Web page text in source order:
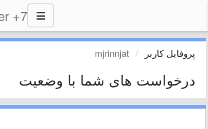
7+ Taskbar Tweaker
پروفایل کاربر mjrinnjat
درخواست های شما با وضعیت